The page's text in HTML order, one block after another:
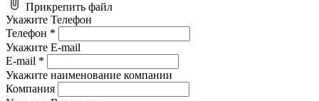
Прикрепить файл
Укажите Телефон
Телефон *
Укажите E-mail
E-mail *
Укажите наименование компании
Компания